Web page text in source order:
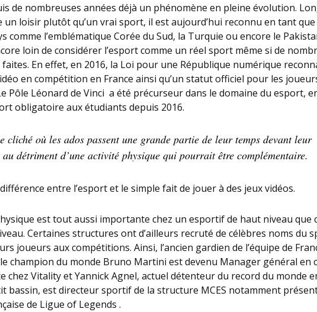
de nombreuses années déjà un phénomène en pleine évolution.
un loisir plutôt qu’un vrai sport, il est aujourd’hui reconnu en tant
comme l’emblématique Corée du Sud, la Turquie ou encore le
loin de considérer l’esport comme un réel sport même si de
En effet, en 2016, la Loi pour une République numérique
en compétition en France ainsi qu’un statut officiel pour les
Pôle Léonard de Vinci a été précurseur dans le domaine du esport,
obligatoire aux étudiants depuis 2016.
cliché où les ados passent une grande partie de leur temps devant leur
détriment d’une activité physique qui pourrait être complémentaire.
entre l’esport et le simple fait de jouer à des jeux vidéos.
est tout aussi importante chez un esportif de haut niveau que
Certaines structures ont d’ailleurs recruté de célèbres noms du
joueurs aux compétitions. Ainsi, l’ancien gardien de l’équipe de
champion du monde Bruno Martini est devenu Manager général en
chez Vitality et Yannick Agnel, actuel détenteur du record du monde
bassin, est directeur sportif de la structure MCES notamment
de Ligue of Legends .